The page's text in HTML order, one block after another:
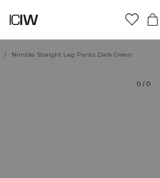
/ Nimble Straight Leg Pants Dark Green
0 / 0